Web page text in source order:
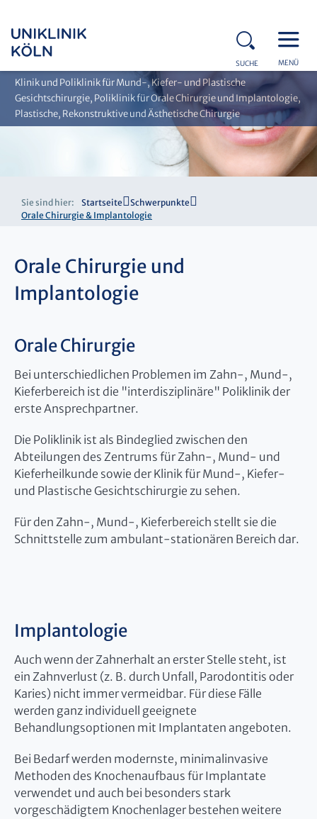
SUCHE MENÜ
Klinik und Poliklinik für Mund-, Kiefer- und Plastische
Gesichtschirurgie, Poliklinik für Orale Chirurgie und Implantologie,
Plastische, Rekonstruktive und Ästhetische Chirurgie
Sie sind hier: Startseite
Schwerpunkte
Orale Chirurgie & Implantologie
Orale Chirurgie und
Implantologie
Orale Chirurgie
Bei unterschiedlichen Problemen im Zahn-, Mund-,
Kieferbereich ist die "interdisziplinäre" Poliklinik der
erste Ansprechpartner.
Die Poliklinik ist als Bindeglied zwischen den
Abteilungen des Zentrums für Zahn-, Mund- und
Kieferheilkunde sowie der Klinik für Mund-, Kiefer-
und Plastische Gesichtschirurgie zu sehen.
Für den Zahn-, Mund-, Kieferbereich stellt sie die
Schnittstelle zum ambulant-stationären Bereich dar.
Implantologie
Auch wenn der Zahnerhalt an erster Stelle steht, ist
ein Zahnverlust (z. B. durch Unfall, Parodontitis oder
Karies) nicht immer vermeidbar. Für diese Fälle
werden ganz individuell geeignete
Behandlungsoptionen mit Implantaten angeboten.
Bei Bedarf werden modernste, minimalinvasive
Methoden des Knochenaufbaus für Implantate
verwendet und auch bei besonders stark
vorgeschädigtem Knochenlager bestehen weitere